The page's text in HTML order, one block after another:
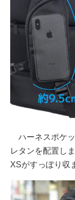
ハーネスポケ
レタンを配置し
XSがすっぽり収